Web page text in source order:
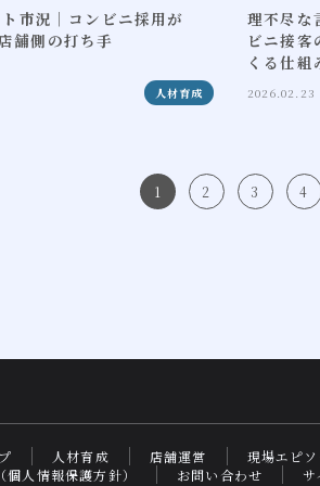
市況｜コンビニ採用が
舗側の打ち手
人材育成
理不尽な
ビニ接客
くる仕組
2026.02.23
1 2 3 4
人材育成 店舗運営 現場エピ
人情報保護方針）
お問い合わせ